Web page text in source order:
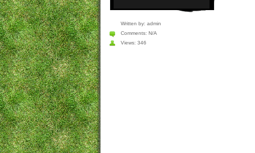
Written by: admin
Comments: N/A
Views: 346